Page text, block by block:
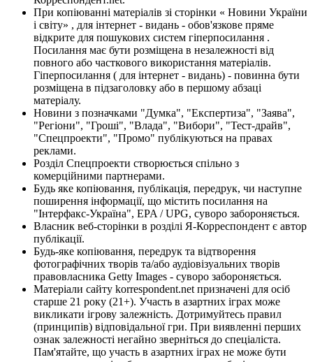
При копіюванні матеріалів зі сторінки « Новини України
і світу» , для інтернет - видань - обов'язкове пряме
відкрите для пошукових систем гіперпосилання .
Посилання має бути розміщена в незалежності від
повного або часткового використання матеріалів.
Гіперпосилання ( для інтернет - видань) - повинна бути
розміщена в підзаголовку або в першому абзаці
матеріалу.
Новини з позначками "Думка", "Експертиза", "Заява",
"Регіони", "Гроші", "Влада", "Вибори", "Тест-драйв",
"Спецпроекти", "Промо" публікуються на правах
реклами.
Розділ Спецпроекти створюється спільно з
комерційними партнерами.
Будь яке копіювання, публікація, передрук, чи наступне
поширення інформації, що містить посилання на
"Інтерфакс-Україна", EPA / UPG, суворо забороняється.
Власник веб-сторінки в розділі Я-Корреспондент є автор
публікації.
Будь-яке копіювання, передрук та відтворення
фотографічних творів та/або аудіовізуальних творів
правовласника Getty Images - суворо забороняється.
Матеріали сайту korrespondent.net призначені для осіб
старше 21 року (21+). Участь в азартних іграх може
викликати ігрову залежність. Дотримуйтесь правил
(принципів) відповідальної гри. При виявленні перших
ознак залежності негайно зверніться до спеціаліста.
Пам'ятайте, що участь в азартних іграх не може бути